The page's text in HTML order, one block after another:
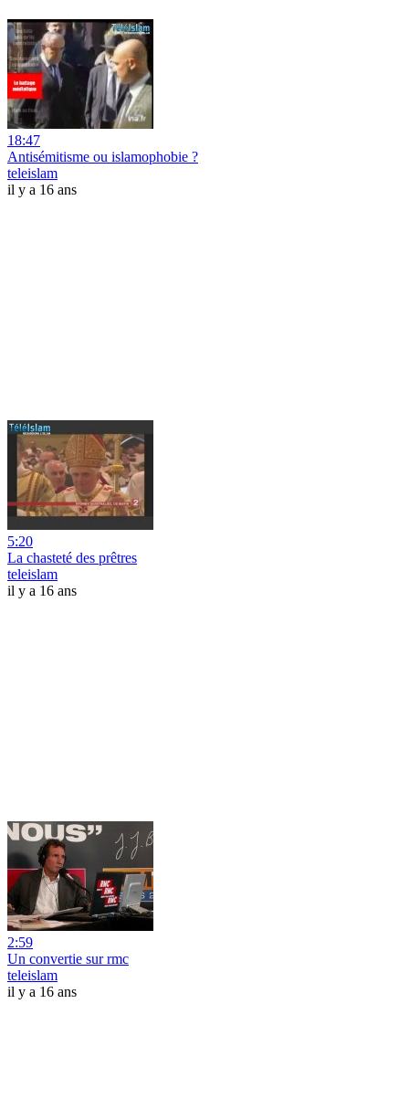
18:47
Antisémitisme ou islamophobie ?
teleislam
il y a 16 ans
5:20
La chasteté des prêtres
teleislam
il y a 16 ans
2:59
Un convertie sur rmc
teleislam
il y a 16 ans